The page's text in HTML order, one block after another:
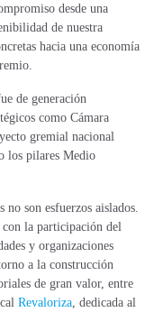
desde una
de nuestra
hacia una economía
de generación
como Cámara
gremial nacional
los pilares Medio
no son esfuerzos aislados.
con la participación del
y organizaciones
a la construcción
de gran valor, entre
Revaloriza, dedicada al